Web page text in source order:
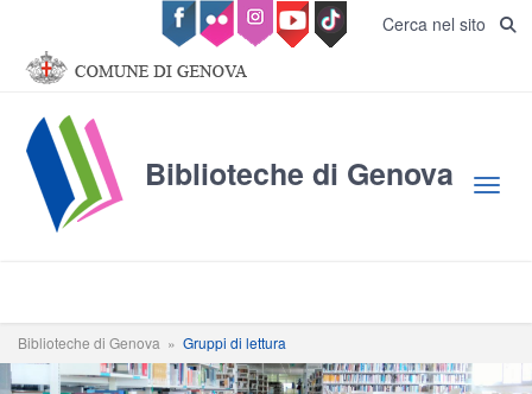
Salta al contenuto principale Cerca nel sito
Biblioteche di Genova
Biblioteche di Genova » Gruppi di lettura